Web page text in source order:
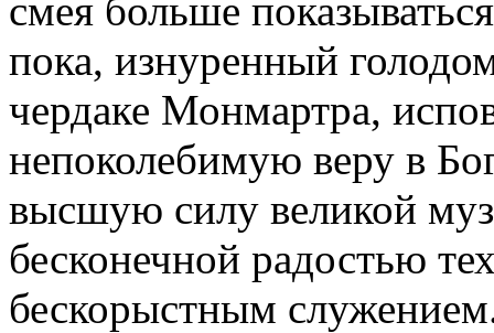
смея больше
пока, изнуренный
чердаке Монмартра,
непоколебимую веру в
высшую силу великой
бесконечной радостью
бескорыстным